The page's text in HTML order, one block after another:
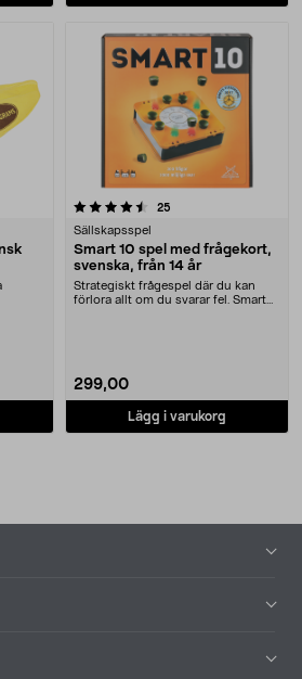
25
Sällskapsspel
Smart 10 spel med frågekort,
svenska, från 14 år
Strategiskt frågespel där du kan
förlora allt om du svarar fel. Smart
299,00
Lägg i varukorg